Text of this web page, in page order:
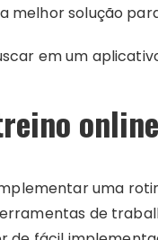
melhor solução
em um
uma
de